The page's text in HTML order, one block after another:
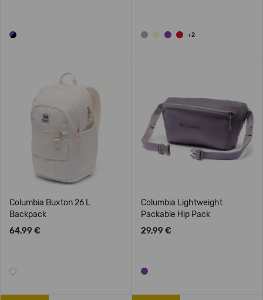
+2
Columbia Buxton 26 L
Backpack
64,99 €
Columbia Lightweight
Packable Hip Pack
29,99 €